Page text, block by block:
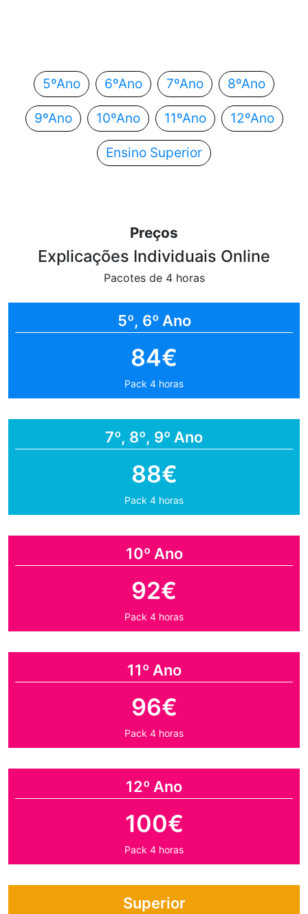
5ºAno 6ºAno 7ºAno 8ºAno
9ºAno 10ºAno 11ºAno 12ºAno
Ensino Superior
Preços
Explicações Individuais Online
Pacotes de 4 horas
5º, 6º Ano
84€
Pack 4 horas
7º, 8º, 9º Ano
88€
Pack 4 horas
10º Ano
92€
Pack 4 horas
11º Ano
96€
Pack 4 horas
12º Ano
100€
Pack 4 horas
Superior